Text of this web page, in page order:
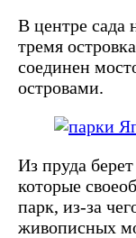
В центре сада
тремя
соединен
островами.
Из пруда
которые
парк, из-за
живописных